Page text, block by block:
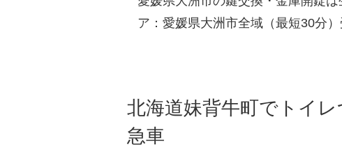
ア：愛媛県大洲市全域（最短30分
北海道妹背牛町でトイ
急車